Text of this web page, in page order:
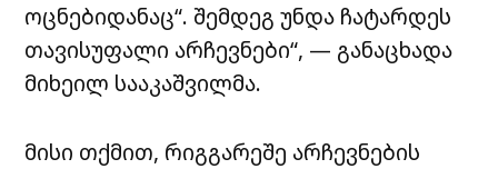
ოცნებიდანაც“. შემდეგ უნდა ჩატარდეს
თავისუფალი არჩევნები“, — განაცხადა
მიხეილ სააკაშვილმა.
მისი თქმით, რიგგარეშე არჩევნების